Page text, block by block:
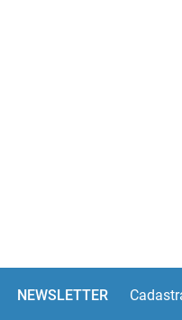
NEWSLETTER